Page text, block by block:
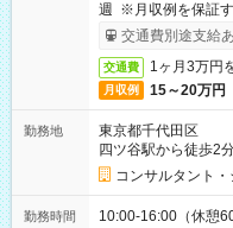
週 ※月収例を保証
ービス利用可（利用
交通費別途支給
交通費 1ヶ月3万円
月収例 15～20万円
勤務地
東京都千代田区
四ツ谷駅から徒歩2
コンサルタント・
勤務時間 10:00-16:00（休憩